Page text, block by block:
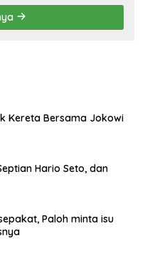
Kereta Bersama Jokowi
Hario Seto, dan
Paloh minta isu